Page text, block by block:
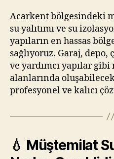
Acarkent bölgesindeki
su yalıtımı ve su
yapıların en hassas
sağlıyoruz. Garaj, depo,
ve yardımcı yapılar
alanlarında oluşabilecek
profesyonel ve kalıcı
💧 Müştemilat Su